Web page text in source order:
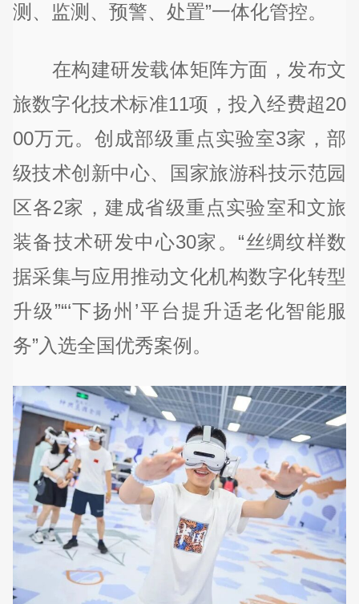
测、监测、预警、处置”一体化管控。
在构建研发载体矩阵方面，发布文
旅数字化技术标准11项，投入经费超20
00万元。创成部级重点实验室3家，部
级技术创新中心、国家旅游科技示范园
区各2家，建成省级重点实验室和文旅
装备技术研发中心30家。“丝绸纹样数
据采集与应用推动文化机构数字化转型
升级”“‘下扬州’平台提升适老化智能服
务”入选全国优秀案例。